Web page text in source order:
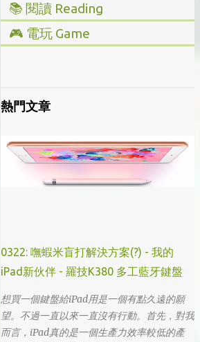
📚 閱讀 Reading
▸ 投資理財
▸ 藝術設計
🎮 電玩 Game
熱門文章
0322: 嘸蝦米盲打解決方案(?) - 我的
iPad新伙伴 - 羅技K380 多工藍牙鍵盤
想買一個鍵盤給iPad用是一個有點久遠的願
望。不過一直以來一直沒有行動。首先，對我
而言，iPad真的是一個生產力效率較低的產